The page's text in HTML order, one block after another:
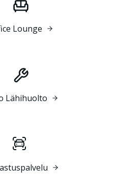
Lounge
Lähihuolto